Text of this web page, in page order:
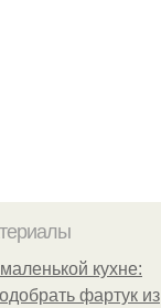
кухне:
фартук из